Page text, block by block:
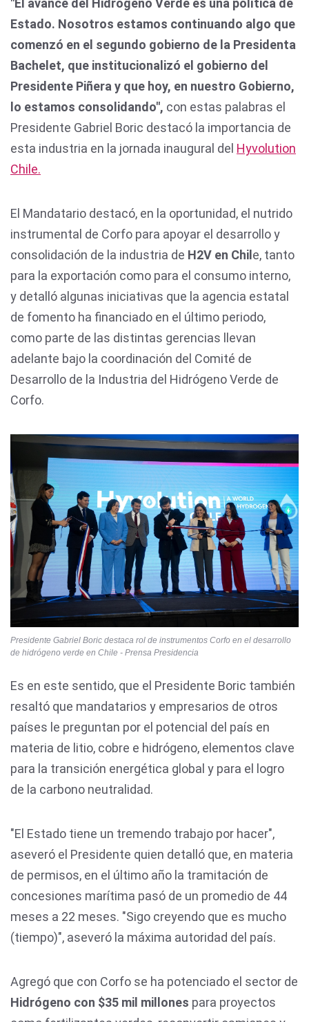
"El avance del Hidrógeno Verde es una política de
Estado. Nosotros estamos continuando algo que
comenzó en el segundo gobierno de la Presidenta
Bachelet, que institucionalizó el gobierno del
Presidente Piñera y que hoy, en nuestro Gobierno,
lo estamos consolidando", con estas palabras el
Presidente Gabriel Boric destacó la importancia de
esta industria en la jornada inaugural del Hyvolution
Chile.
El Mandatario destacó, en la oportunidad, el nutrido
instrumental de Corfo para apoyar el desarrollo y
consolidación de la industria de H2V en Chil e, tanto
para la exportación como para el consumo interno,
y detalló algunas iniciativas que la agencia estatal
de fomento ha financiado en el último periodo,
como parte de las distintas gerencias llevan
adelante bajo la coordinación del Comité de
Desarrollo de la Industria del Hidrógeno Verde de
Corfo.
Presidente Gabriel Boric destaca rol de instrumentos Corfo en el desarrollo
de hidrógeno verde en Chile - Prensa Presidencia
Es en este sentido, que el Presidente Boric también
resaltó que mandatarios y empresarios de otros
países le preguntan por el potencial del país en
materia de litio, cobre e hidrógeno, elementos clave
para la transición energética global y para el logro
de la carbono neutralidad.
"El Estado tiene un tremendo trabajo por hacer",
aseveró el Presidente quien detalló que, en materia
de permisos, en el último año la tramitación de
concesiones marítima pasó de un promedio de 44
meses a 22 meses. "Sigo creyendo que es mucho
(tiempo)", aseveró la máxima autoridad del país.
Agregó que con Corfo se ha potenciado el sector de
Hidrógeno con $35 mil millones para proyectos